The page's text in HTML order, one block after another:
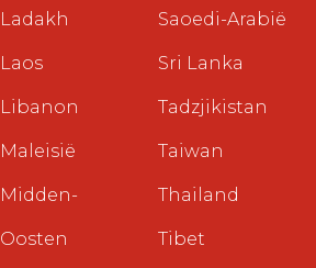
Ladakh
Laos
Libanon
Maleisië
Midden-
Oosten
Saoedi-Arabië
Sri Lanka
Tadzjikistan
Taiwan
Thailand
Tibet